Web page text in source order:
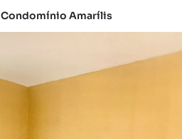
Condomínio Amarílis